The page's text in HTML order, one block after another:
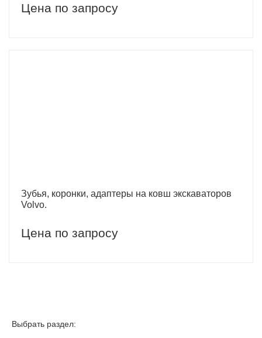
Цена по запросу
Зубья, коронки, адаптеры на ковш экскаваторов
Volvo.
Цена по запросу
Выбрать раздел: